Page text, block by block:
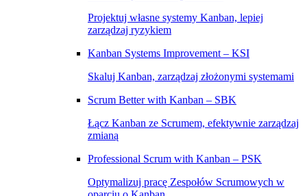
Projektuj własne systemy Kanban, lepiej
zarządzaj ryzykiem
Kanban Systems Improvement – KSI
Skaluj Kanban, zarządzaj złożonymi systemami
Scrum Better with Kanban – SBK
Łącz Kanban ze Scrumem, efektywnie zarządzaj
zmianą
Professional Scrum with Kanban – PSK
Optymalizuj pracę Zespołów Scrumowych w